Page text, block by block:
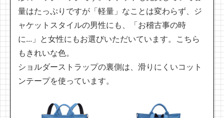
量はたっぷりですが「軽量」なことは変わらず、ジ
ャケットスタイルの男性にも、「お稽古事の時
に...」と女性にもお選びいただいています。こちら
もきれいな色。
ショルダーストラップの裏側は、滑りにくいコット
ンテープを使っています。